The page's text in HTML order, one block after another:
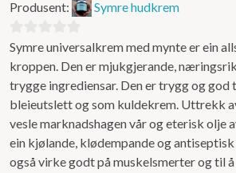
Produsent: Symre hudkrem
0
ut
av
5
Symre universalkrem med mynte er ein
kroppen. Den er mjukgjerande,
trygge ingrediensar. Den er trygg og god
bleieutslett og som kuldekrem. Uttrekk
vesle marknadshagen vår og eterisk olje
ein kjølande, klødempande og
også virke godt på muskelsmerter og til å